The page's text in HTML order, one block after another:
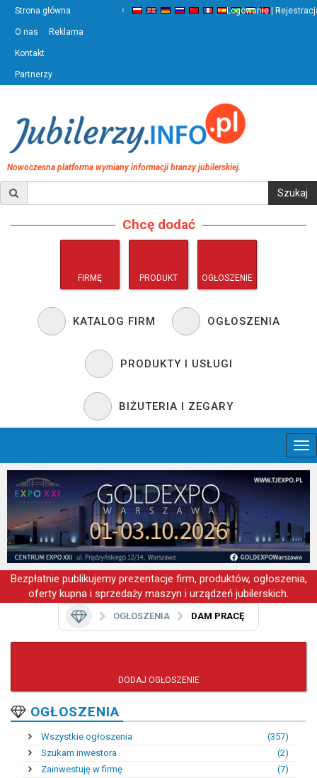
Strona główna
O nas Reklama
Kontakt
Partnerzy
‹ ›
Logowanie |
Nowoczesna platforma wymiany informacji branży jubilerskiej.
Chcę dodać
FIRMĘ PRODUKT OGŁOSZENIE
KATALOG FIRM OGŁOSZENIA
PRODUKTY I USŁUGI
BIŻUTERIA I ZEGARY
Bezpłatnie publikujemy prezentacje firm, produktów, ogłoszenia,
oferty kupna i sprzedaży maszyn i urządzeń jubilerskich.
OGŁOSZENIA DAM PRACĘ
DODAJ OGŁOSZENIE
OGŁOSZENIA
Wszystkie ogłoszenia
(357)
Szukam inwestora
(2)
Zainwestuję w firmę
(7)